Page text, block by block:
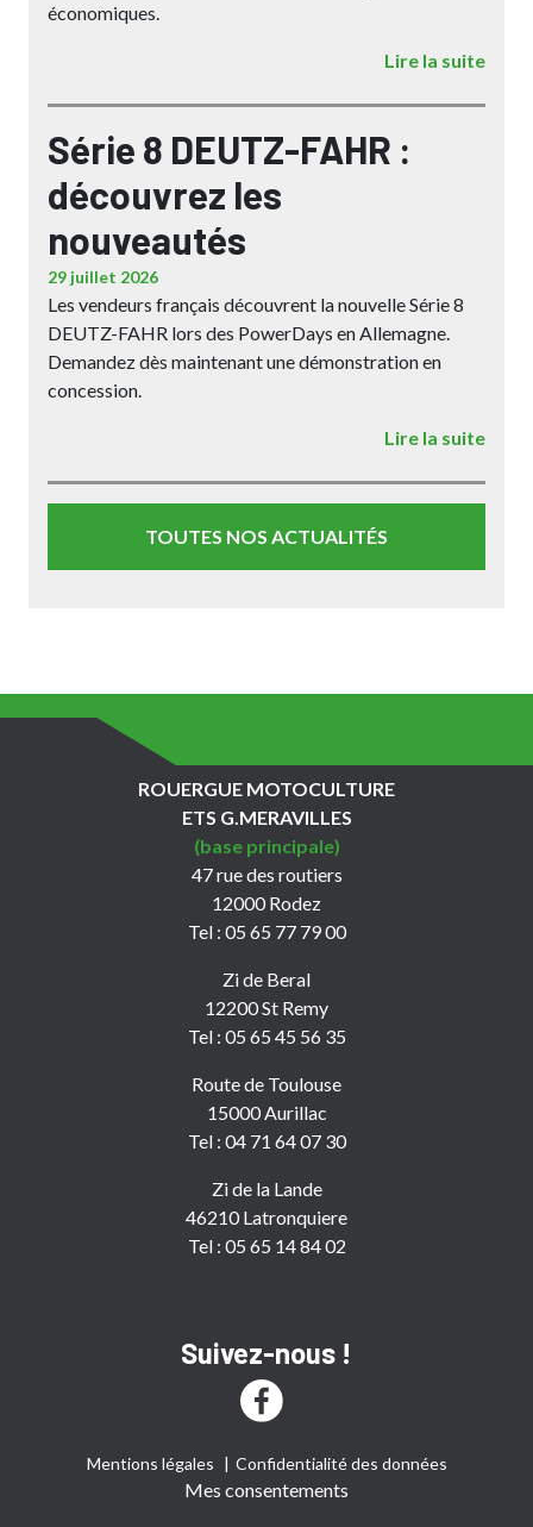
économiques.
Lire la suite
Série 8 DEUTZ-FAHR :
découvrez les
nouveautés
29 juillet 2026
Les vendeurs français découvrent la nouvelle Série 8
DEUTZ-FAHR lors des PowerDays en Allemagne.
Demandez dès maintenant une démonstration en
concession.
Lire la suite
TOUTES NOS ACTUALITÉS
ROUERGUE MOTOCULTURE
ETS G.MERAVILLES
(base principale)
47 rue des routiers
12000 Rodez
Tel : 05 65 77 79 00
Zi de Beral
12200 St Remy
Tel : 05 65 45 56 35
Route de Toulouse
15000 Aurillac
Tel : 04 71 64 07 30
Zi de la Lande
46210 Latronquiere
Tel : 05 65 14 84 02
Suivez-nous !
Mentions légales Confidentialité des données
Mes consentements